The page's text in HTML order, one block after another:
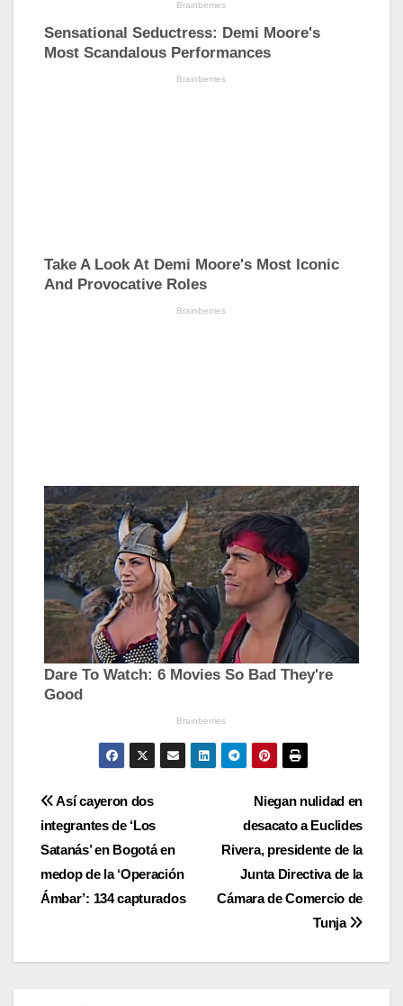
Navegación
de
entradas
Niegan nulidad en
desacato a Euclides
Rivera, presidente de la
Junta Directiva de la
Cámara de Comercio de
Tunja
Así cayeron dos
integrantes de ‘Los
Satanás’ en Bogotá en
medop de la ‘Operación
Ámbar’: 134 capturados